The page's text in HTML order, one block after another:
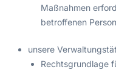
Maßnahmen
betroffenen
unsere
Rechtsgrundlage